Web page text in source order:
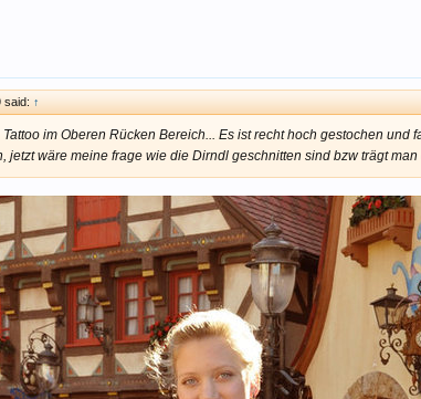
said: ↑
im Oberen Rücken Bereich... Es ist recht hoch gestochen
jetzt wäre meine frage wie die Dirndl geschnitten sind bzw trägt